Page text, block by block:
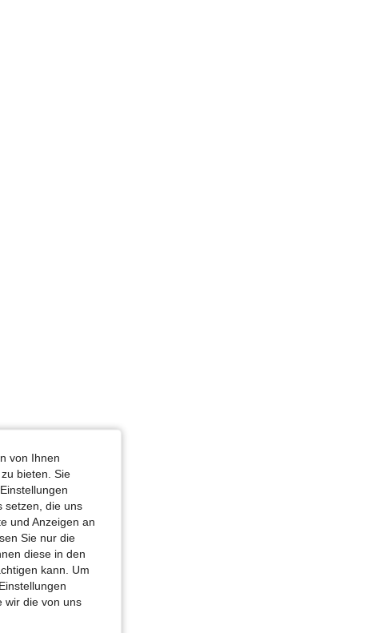
von Ihnen
bieten. Sie
setzen, die uns
und Anzeigen an
Sie nur die
diese in den
kann. Um
wir die von uns